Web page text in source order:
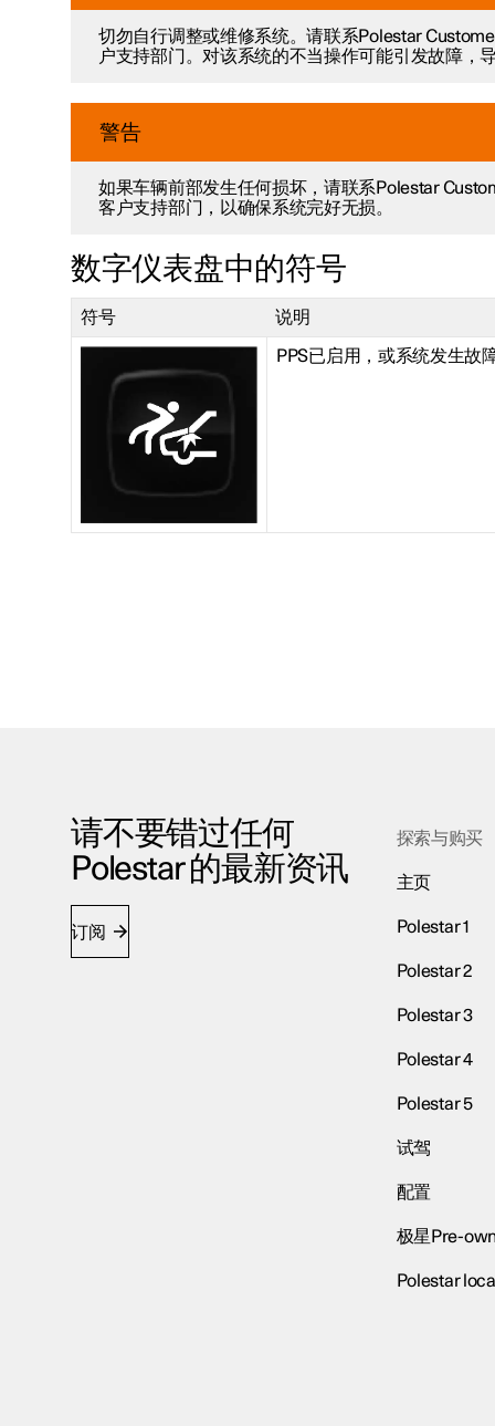
切勿自行调整或维修系统。请联系Polestar
户支持部门。对该系统的不当操作可能引发故障，
警告
如果车辆前部发生任何损坏，请联系Polestar
客户支持部门，以确保系统完好无损。
数字仪表盘中的符号
符号 说明
PPS已启用，或系统发生故
请不要错过任何
Polestar 的最新资讯
订阅
探索与购买
主页
Polestar 1
Polestar 2
Polestar 3
Polestar 4
Polestar 5
试驾
配置
极星Pre-
Polestar